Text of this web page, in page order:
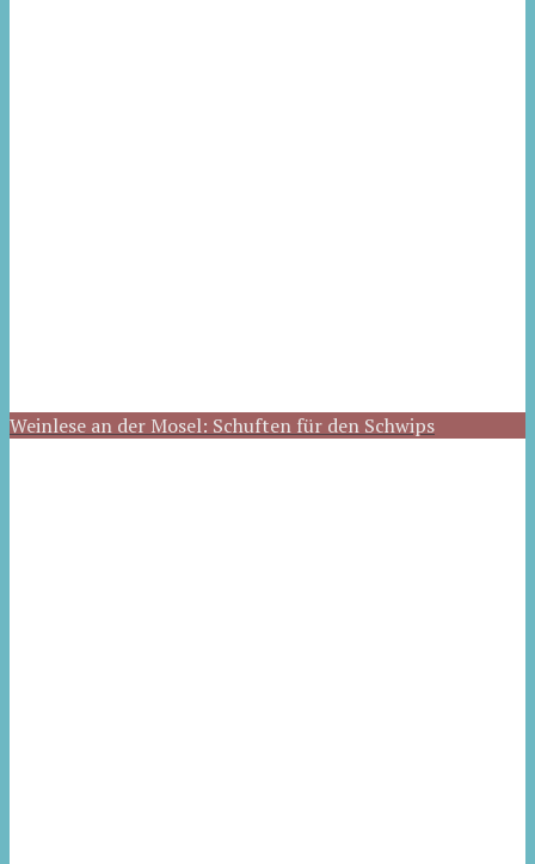
Weinlese an der Mosel: Schuften für den Schwips